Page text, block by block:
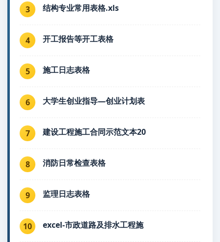
3 结构专业常用表格.xls
4 开工报告等开工表格
5 施工日志表格
6 大学生创业指导—创业计划表
7 建设工程施工合同示范文本20
8 消防日常检查表格
9 监理日志表格
10 excel-市政道路及排水工程施